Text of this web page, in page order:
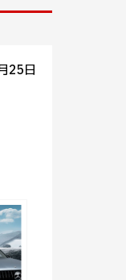
25日